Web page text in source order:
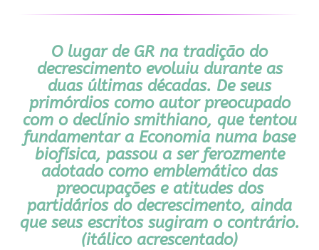
O lugar de GR na tradição do
decrescimento evoluiu durante as
duas últimas décadas. De seus
primórdios como autor preocupado
com o declínio smithiano, que tentou
fundamentar a Economia numa base
biofísica, passou a ser ferozmente
adotado como emblemático das
preocupações e atitudes dos
partidários do decrescimento, ainda
que seus escritos sugiram o contrário.
(itálico acrescentado)